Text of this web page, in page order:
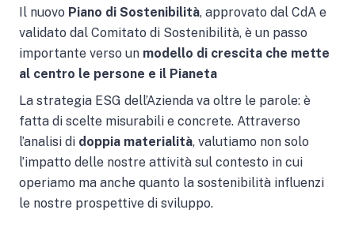
Il nuovo Piano di Sostenibilità, approvato dal CdA e
validato dal Comitato di Sostenibilità, è un passo
importante verso un modello di crescita che mette
al centro le persone e il Pianeta
La strategia ESG dell’Azienda va oltre le parole: è
fatta di scelte misurabili e concrete. Attraverso
l’analisi di doppia materialità, valutiamo non solo
l’impatto delle nostre attività sul contesto in cui
operiamo ma anche quanto la sostenibilità influenzi
le nostre prospettive di sviluppo.